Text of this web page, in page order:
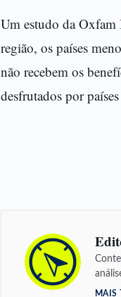
Um estudo da Oxfam
região, os países
não recebem os
desfrutados por
MAIS